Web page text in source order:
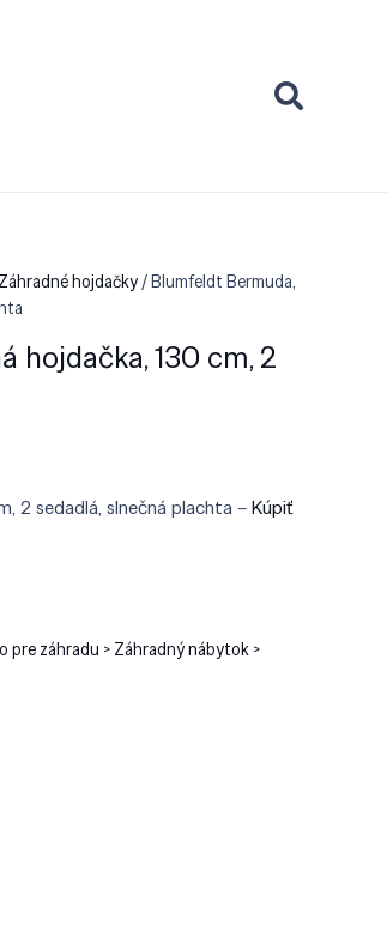
hojdačky/ Blumfeldt Bermuda,
hojdačka, 130 cm, 2
2 sedadlá, slnečná plachta –Kúpiť
pre záhradu > Záhradný nábytok >